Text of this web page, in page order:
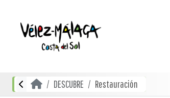
DESCUBRE Restauración